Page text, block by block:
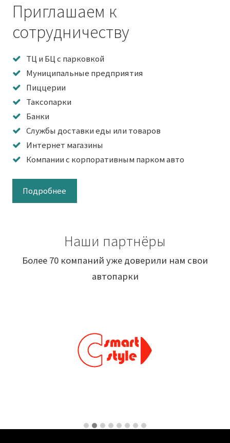
Приглашаем к
сотрудничеству
ТЦ и БЦ с парковкой
Муниципальные предприятия
Пиццерии
Таксопарки
Банки
Службы доставки еды или товаров
Интернет магазины
Компании с корпоративным парком авто
Подробнее
Наши партнёры
Более 70 компаний уже доверили нам свои
автопарки